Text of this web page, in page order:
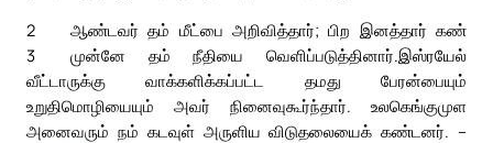
2
ஆண்டவர் தம் மீட்பை அறிவித்தார்; பிற இனத்தார் கண்
முன்னே தம் நீதியை வெளிப்படுத்தினார்.
3
இஸ்ரயேல்
வீட்டாருக்கு வாக்களிக்கப்பட்ட தமது பேரன்பையும்
உறுதிமொழியையும் அவர் நினைவுகூர்ந்தார். உலகெங்குமுள
அனைவரும் நம் கடவுள் அருளிய விடுதலையைக் கண்டனர். –